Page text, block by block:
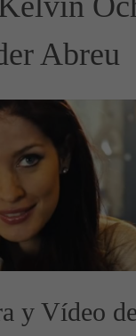
Abreu
y Vídeo